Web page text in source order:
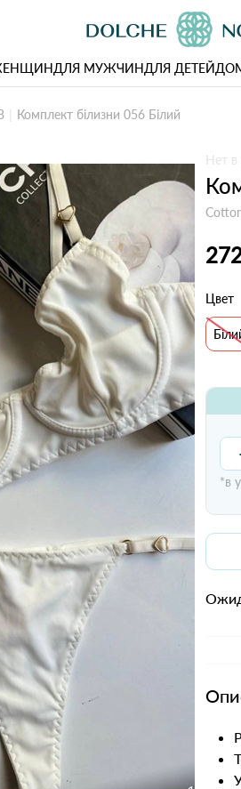
ДЛЯ МУЖЧИНДЛЯ ДЕТЕЙ
Комплект білизни 056 Білий
Нет в
Цвет
*в